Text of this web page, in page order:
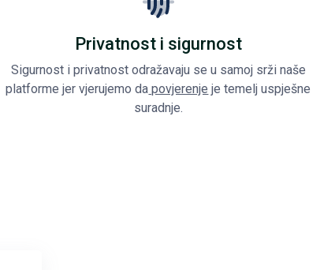
Privatnost i sigurnost
Sigurnost i privatnost odražavaju se u samoj srži naše
platforme jer vjerujemo da povjerenje je temelj uspješne
suradnje.